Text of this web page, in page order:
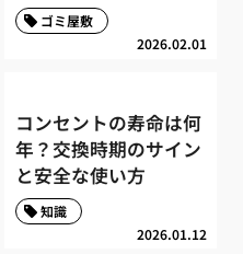
2026.02.01
ゴミ屋敷
コンセントの寿命は何
年？交換時期のサイン
と安全な使い方
2026.01.12
知識